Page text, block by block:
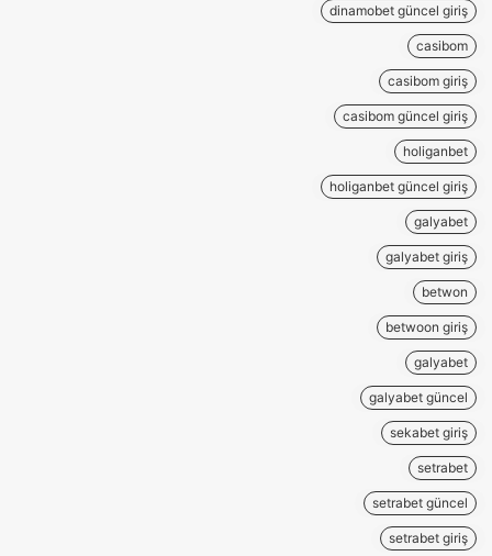
dinamobet güncel giriş
casibom
casibom giriş
casibom güncel giriş
holiganbet
holiganbet güncel giriş
galyabet
galyabet giriş
betwon
betwoon giriş
galyabet
galyabet güncel
sekabet giriş
setrabet
setrabet güncel
setrabet giriş